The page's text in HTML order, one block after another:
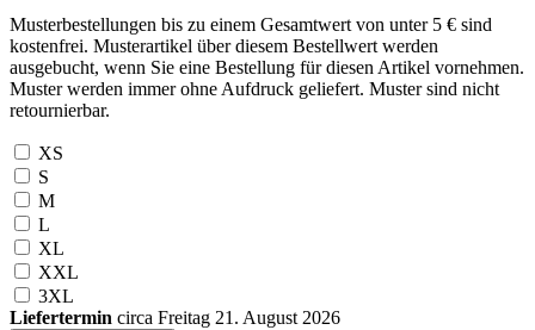
Musterbestellungen bis zu einem Gesamtwert von unter 5 € sind
kostenfrei. Musterartikel über diesem Bestellwert werden
ausgebucht, wenn Sie eine Bestellung für diesen Artikel vornehmen.
Muster werden immer ohne Aufdruck geliefert. Muster sind nicht
retournierbar.
XS
S
M
L
XL
XXL
3XL
Liefertermin circa Freitag 21. August 2026